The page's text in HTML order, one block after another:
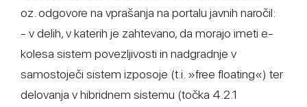
oz. odgovore na vprašanja na portalu javnih naročil:
- v delih, v katerih je zahtevano, da morajo imeti e-
kolesa sistem povezljivosti in nadgradnje v
samostoječi sistem izposoje (t.i. »free floating«) ter
delovanja v hibridnem sistemu (točka 4.2.1